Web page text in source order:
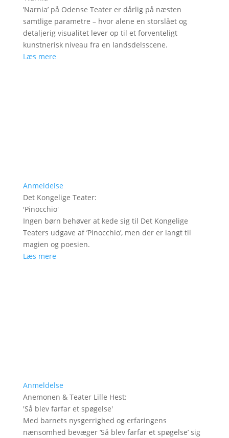
’Narnia’ på Odense Teater er dårlig på næsten
samtlige parametre – hvor alene en storslået og
detaljerig visualitet lever op til et forventeligt
kunstnerisk niveau fra en landsdelsscene.
Læs mere
Anmeldelse
Det Kongelige Teater:
'Pinocchio'
Ingen børn behøver at kede sig til Det Kongelige
Teaters udgave af ’Pinocchio’, men der er langt til
magien og poesien.
Læs mere
Anmeldelse
Anemonen & Teater Lille Hest:
'Så blev farfar et spøgelse'
Med barnets nysgerrighed og erfaringens
nænsomhed bevæger ’Så blev farfar et spøgelse’ sig